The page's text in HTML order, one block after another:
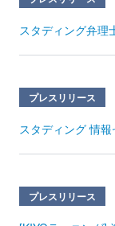
スタディング弁理
プレスリリース
スタディング 情
プレスリリース